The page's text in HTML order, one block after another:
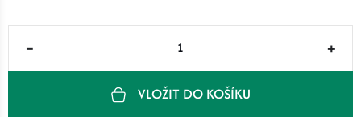
– +
VLOŽIT DO KOŠÍKU